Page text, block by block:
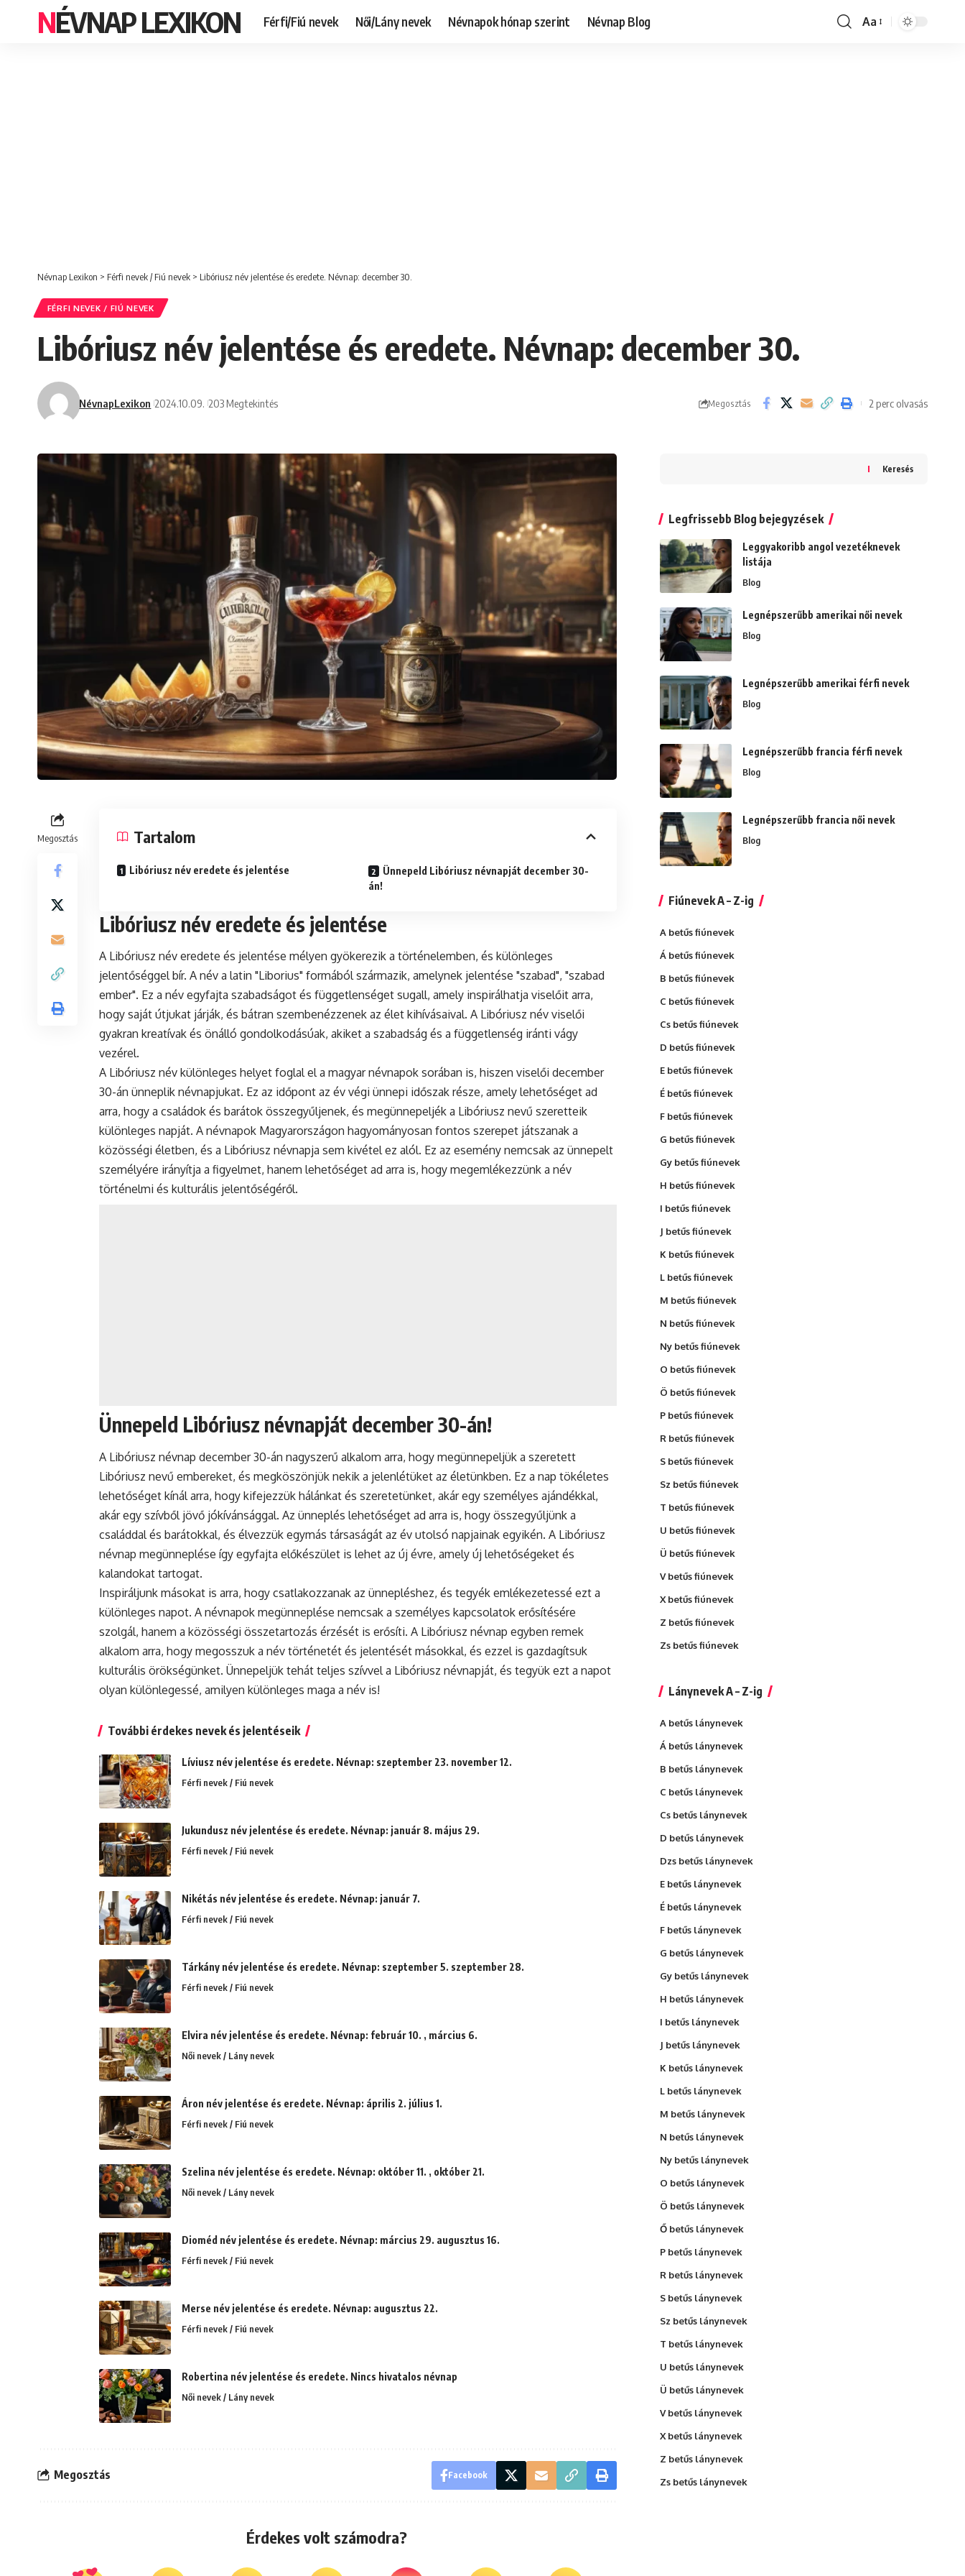
NÉVNAP LEXIKON Férfi/Fiú nevek Női/Lány nevek Névnapok hónap szerint Névnap Blog
Font
Aa
Névnap Lexikon > Férfi nevek / Fiú nevek > Libóriusz név jelentése és eredete. Névnap: december 30.
FÉRFI NEVEK / FIÚ NEVEK
Libóriusz név jelentése és eredete. Névnap: december 30.
NévnapLexikon 2024.10.09. 203 Megtekintés Megosztás 2 perc olvasás
Megosztás Tartalom
Libóriusz név eredete és jelentése
Ünnepeld Libóriusz névnapját december 30-
án!
Libóriusz név eredete és jelentése
A Libóriusz név eredete és jelentése mélyen gyökerezik a történelemben, és különleges
jelentőséggel bír. A név a latin "Liborius" formából származik, amelynek jelentése "szabad", "szabad
ember". Ez a név egyfajta szabadságot és függetlenséget sugall, amely inspirálhatja viselőit arra,
hogy saját útjukat járják, és bátran szembenézzenek az élet kihívásaival. A Libóriusz név viselői
gyakran kreatívak és önálló gondolkodásúak, akiket a szabadság és a függetlenség iránti vágy
vezérel.
A Libóriusz név különleges helyet foglal el a magyar névnapok sorában is, hiszen viselői december
30-án ünneplik névnapjukat. Ez az időpont az év végi ünnepi időszak része, amely lehetőséget ad
arra, hogy a családok és barátok összegyűljenek, és megünnepeljék a Libóriusz nevű szeretteik
különleges napját. A névnapok Magyarországon hagyományosan fontos szerepet játszanak a
közösségi életben, és a Libóriusz névnapja sem kivétel ez alól. Ez az esemény nemcsak az ünnepelt
személyére irányítja a figyelmet, hanem lehetőséget ad arra is, hogy megemlékezzünk a név
történelmi és kulturális jelentőségéről.
Ünnepeld Libóriusz névnapját december 30-án!
A Libóriusz névnap december 30-án nagyszerű alkalom arra, hogy megünnepeljük a szeretett
Libóriusz nevű embereket, és megköszönjük nekik a jelenlétüket az életünkben. Ez a nap tökéletes
lehetőséget kínál arra, hogy kifejezzük hálánkat és szeretetünket, akár egy személyes ajándékkal,
akár egy szívből jövő jókívánsággal. Az ünneplés lehetőséget ad arra is, hogy összegyűljünk a
családdal és barátokkal, és élvezzük egymás társaságát az év utolsó napjainak egyikén. A Libóriusz
névnap megünneplése így egyfajta előkészület is lehet az új évre, amely új lehetőségeket és
kalandokat tartogat.
Inspiráljunk másokat is arra, hogy csatlakozzanak az ünnepléshez, és tegyék emlékezetessé ezt a
különleges napot. A névnapok megünneplése nemcsak a személyes kapcsolatok erősítésére
szolgál, hanem a közösségi összetartozás érzését is erősíti. A Libóriusz névnap egyben remek
alkalom arra, hogy megosszuk a név történetét és jelentését másokkal, és ezzel is gazdagítsuk
kulturális örökségünket. Ünnepeljük tehát teljes szívvel a Libóriusz névnapját, és tegyük ezt a napot
olyan különlegessé, amilyen különleges maga a név is!
További érdekes nevek és jelentéseik
Líviusz név jelentése és eredete. Névnap: szeptember 23. november 12.
Férfi nevek / Fiú nevek
Jukundusz név jelentése és eredete. Névnap: január 8. május 29.
Férfi nevek / Fiú nevek
Nikétás név jelentése és eredete. Névnap: január 7.
Férfi nevek / Fiú nevek
Tárkány név jelentése és eredete. Névnap: szeptember 5. szeptember 28.
Férfi nevek / Fiú nevek
Elvira név jelentése és eredete. Névnap: február 10. , március 6.
Női nevek / Lány nevek
Áron név jelentése és eredete. Névnap: április 2. július 1.
Férfi nevek / Fiú nevek
Szelina név jelentése és eredete. Névnap: október 11. , október 21.
Női nevek / Lány nevek
Dioméd név jelentése és eredete. Névnap: március 29. augusztus 16.
Férfi nevek / Fiú nevek
Merse név jelentése és eredete. Névnap: augusztus 22.
Férfi nevek / Fiú nevek
Robertina név jelentése és eredete. Nincs hivatalos névnap
Női nevek / Lány nevek
Megosztás Facebook
Érdekes volt számodra?
Keresés
Legfrissebb Blog bejegyzések
Leggyakoribb angol vezetéknevek
listája
Blog
Legnépszerűbb amerikai női nevek
Blog
Legnépszerűbb amerikai férfi nevek
Blog
Legnépszerűbb francia férfi nevek
Blog
Legnépszerűbb francia női nevek
Blog
Fiúnevek A – Z-ig
A betűs fiúnevek
Á betűs fiúnevek
B betűs fiúnevek
C betűs fiúnevek
Cs betűs fiúnevek
D betűs fiúnevek
E betűs fiúnevek
É betűs fiúnevek
F betűs fiúnevek
G betűs fiúnevek
Gy betűs fiúnevek
H betűs fiúnevek
I betűs fiúnevek
J betűs fiúnevek
K betűs fiúnevek
L betűs fiúnevek
M betűs fiúnevek
N betűs fiúnevek
Ny betűs fiúnevek
O betűs fiúnevek
Ö betűs fiúnevek
P betűs fiúnevek
R betűs fiúnevek
S betűs fiúnevek
Sz betűs fiúnevek
T betűs fiúnevek
U betűs fiúnevek
Ü betűs fiúnevek
V betűs fiúnevek
X betűs fiúnevek
Z betűs fiúnevek
Zs betűs fiúnevek
Lánynevek A – Z-ig
A betűs lánynevek
Á betűs lánynevek
B betűs lánynevek
C betűs lánynevek
Cs betűs lánynevek
D betűs lánynevek
Dzs betűs lánynevek
E betűs lánynevek
É betűs lánynevek
F betűs lánynevek
G betűs lánynevek
Gy betűs lánynevek
H betűs lánynevek
I betűs lánynevek
J betűs lánynevek
K betűs lánynevek
L betűs lánynevek
M betűs lánynevek
N betűs lánynevek
Ny betűs lánynevek
O betűs lánynevek
Ö betűs lánynevek
Ő betűs lánynevek
P betűs lánynevek
R betűs lánynevek
S betűs lánynevek
Sz betűs lánynevek
T betűs lánynevek
U betűs lánynevek
Ü betűs lánynevek
V betűs lánynevek
X betűs lánynevek
Z betűs lánynevek
Zs betűs lánynevek